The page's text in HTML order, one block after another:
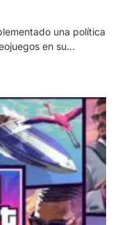
una política
en su…